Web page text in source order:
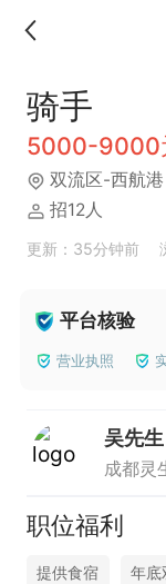
骑手
5000-9000
双流区-西航港
招12人
更新：35分钟前
平台核验
营业执照
吴先生
成都灵
职位福利
提供食宿 年底